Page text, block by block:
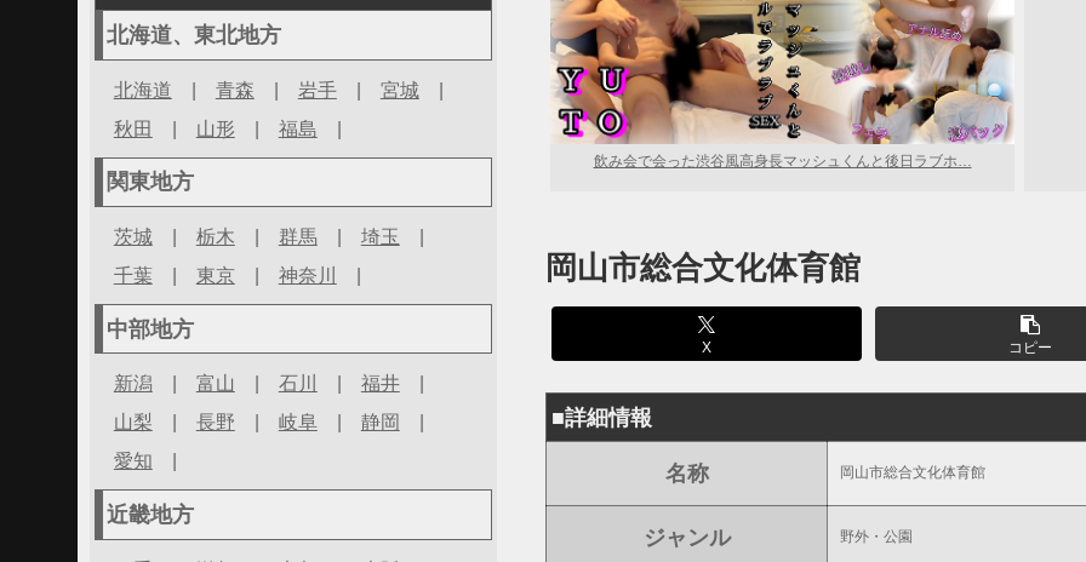
飲み会で会った渋谷風高身長マッシュくんと後日ラブホ…
岡山市総合文化体育館
X コピー
■詳細情報
名称 岡山市総合文化体育館
ジャンル 野外・公園
北海道、東北地方
北海道 | 青森 | 岩手| 宮城|
秋田 | 山形 | 福島 |
関東地方
茨城| 栃木 | 群馬 | 埼玉 |
千葉| 東京| 神奈川 |
中部地方
新潟 富山 石川 福井|
山梨
長野 岐阜| 静岡
愛知
近畿地方